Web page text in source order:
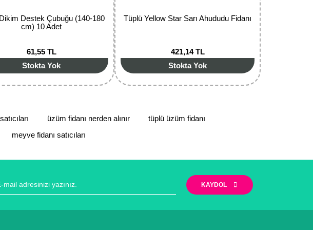
Destek Çubuğu (140-180
cm) 10 Adet
61,55 TL
Stokta Yok
Tüplü Yellow Star Sarı Ahududu Fidanı
421,14 TL
Stokta Yok
üzüm fidanı nerden alınır
tüplü üzüm fidanı
meyve fidanı satıcıları
KAYDOL